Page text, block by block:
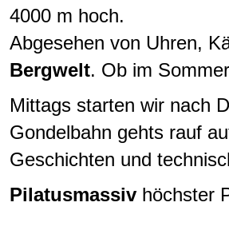
4000 m hoch.
Abgesehen von Uhren,
Bergwelt. Ob im
Mittags starten wir nach
Gondelbahn gehts rauf
Geschichten und
Pilatusmassiv höchster